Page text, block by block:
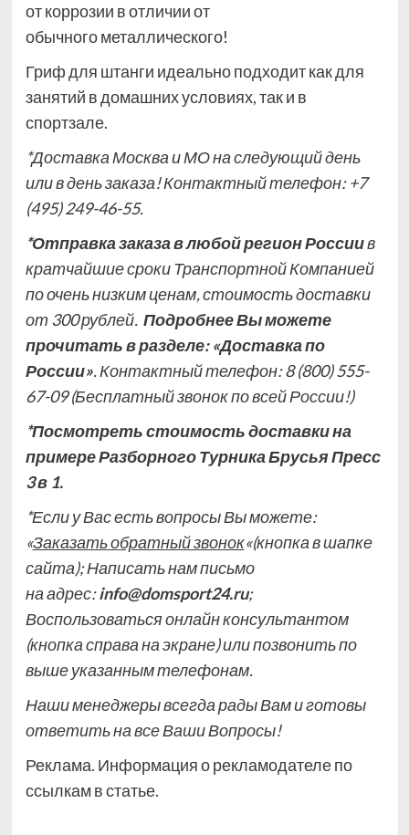
от коррозии в отличии от
обычногометаллического!
Гриф для штанги идеально подходит как для
занятий в домашних условиях, так и в
спортзале.
*Доставка Москва и МО на следующий день
или в день заказа! Контактный телефон:+7
(495) 249-46-55.
*Отправка заказа в любой регион Россиив
кратчайшие сроки Транспортной Компанией
по очень низким ценам, стоимость доставки
от 300 рублей. Подробнее Вы можете
прочитать в разделе: «Доставка по
России». Контактный телефон: 8 (800) 555-
67-09(Бесплатный звонок по всей России!)
*Посмотреть стоимость доставки на
примере Разборного Турника Брусья Пресс
3 в 1.
*Если у Вас есть вопросы Вы можете:
«Заказать обратный звонок«(кнопка в шапке
сайта); Написать нам письмо
наадрес:info@domsport24.ru;
Воспользоватьсяонлайн консультантом
(кнопка справа на экране)или позвонить по
выше указанным телефонам.
Наши менеджеры всегда рады Вам и готовы
ответить на все Ваши Вопросы!
Реклама. Информация о рекламодателе по
ссылкам в статье.